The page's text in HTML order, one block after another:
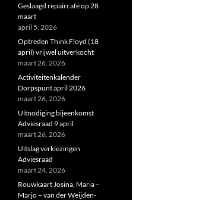
Geslaagd repaircafé op 28
maart
april 5, 2026
Optreden Think Floyd (18
april) vrijwel uitverkocht
maart 26, 2026
Activiteitenkalender
Dorpspunt april 2026
maart 26, 2026
Uitnodiging bijeenkomst
Adviesraad 9 april
maart 26, 2026
Uitslag verkiezingen
Adviesraad
maart 24, 2026
Rouwkaart Josina, Maria –
Marjo – van der Weijden-